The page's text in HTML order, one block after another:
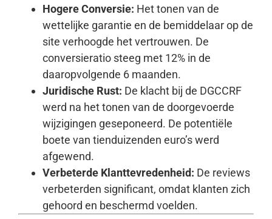
Hogere Conversie: Het tonen van de
wettelijke garantie en de bemiddelaar op de
site verhoogde het vertrouwen. De
conversieratio steeg met 12% in de
daaropvolgende 6 maanden.
Juridische Rust: De klacht bij de DGCCRF
werd na het tonen van de doorgevoerde
wijzigingen geseponeerd. De potentiële
boete van tienduizenden euro’s werd
afgewend.
Verbeterde Klanttevredenheid: De reviews
verbeterden significant, omdat klanten zich
gehoord en beschermd voelden.